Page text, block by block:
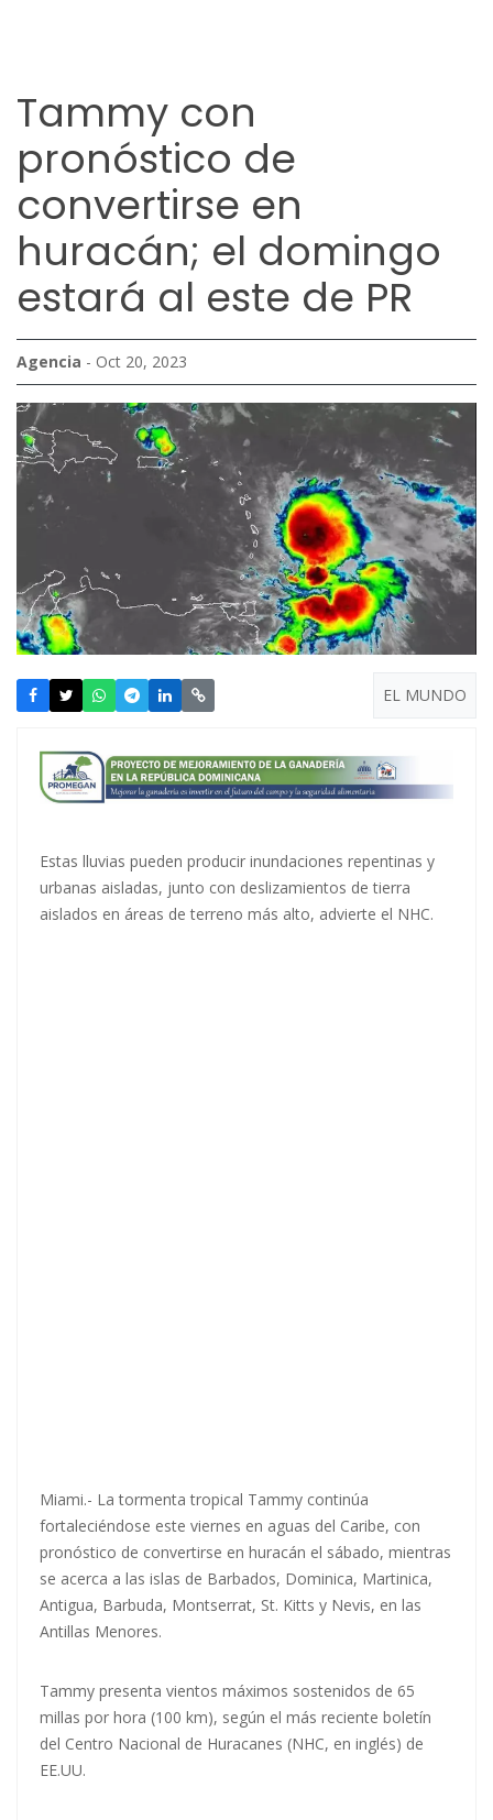
Tammy con
pronóstico de
convertirse en
huracán; el domingo
estará al este de PR
Agencia - Oct 20, 2023
EL MUNDO
Estas lluvias pueden producir inundaciones repentinas y
urbanas aisladas, junto con deslizamientos de tierra
aislados en áreas de terreno más alto, advierte el NHC.
Miami.- La tormenta tropical Tammy continúa
fortaleciéndose este viernes en aguas del Caribe, con
pronóstico de convertirse en huracán el sábado, mientras
se acerca a las islas de Barbados, Dominica, Martinica,
Antigua, Barbuda, Montserrat, St. Kitts y Nevis, en las
Antillas Menores.
Tammy presenta vientos máximos sostenidos de 65
millas por hora (100 km), según el más reciente boletín
del Centro Nacional de Huracanes (NHC, en inglés) de
EE.UU.